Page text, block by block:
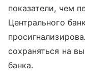
показатели, чем
Центрального
сохраняться на
банка.